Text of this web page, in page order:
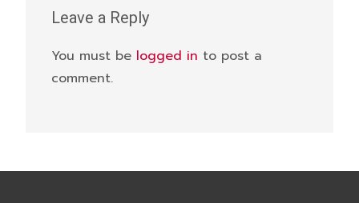
Leave a Reply
You must be logged in to post a
comment.